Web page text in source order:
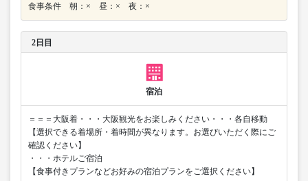
食事条件 朝：× 昼：× 夜：×
2日目
宿泊
＝＝＝大阪着・・・大阪観光をお楽しみください・・・各自移動
【選択できる着場所・着時間が異なります。お選びいただく際にご
確認ください】
・・・ホテルご宿泊
【食事付きプランなどお好みの宿泊プランをご選択ください】